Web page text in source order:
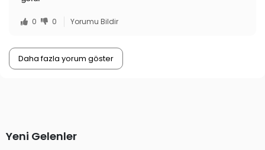
0 0 Yorumu Bildir
Daha fazla yorum göster
Yeni Gelenler